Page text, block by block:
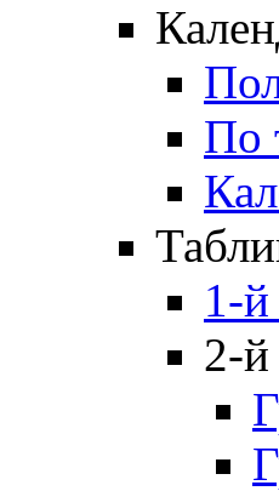
По
1-й
2-й